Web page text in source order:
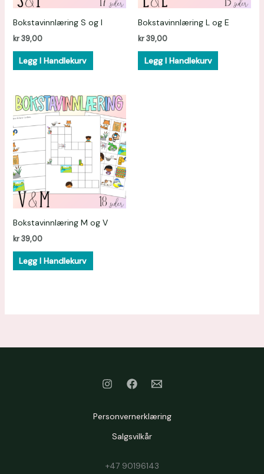
Bokstavinnlæring S og I
kr39,00
Legg I Handlekurv
Bokstavinnlæring L og E
kr39,00
Legg I Handlekurv
Bokstavinnlæring M og V
kr39,00
Legg I Handlekurv
Personvernerklæring
Salgsvilkår
+47 90196143